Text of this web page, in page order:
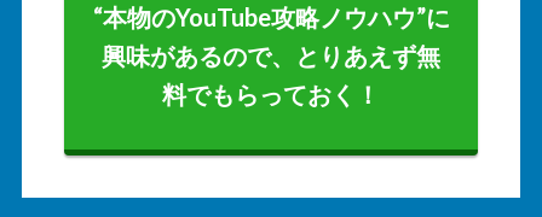
“本物のYouTube攻略ノウハウ”に
興味があるので、とりあえず無
料でもらっておく！